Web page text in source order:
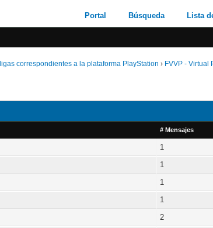
Portal Búsqueda Lista
correspondientes a la plataforma PlayStation › FVVP - Virtual
# Mensajes
1
1
1
1
2